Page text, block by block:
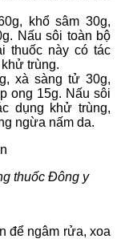
khổ sâm 30g,
Nấu sôi toàn bộ
thuốc này có tác
trùng.
xà sàng tử 30g,
ong 15g. Nấu sôi
dụng khử trùng,
ngừa nấm da.
thuốc Đông y
để ngâm rửa, xoa